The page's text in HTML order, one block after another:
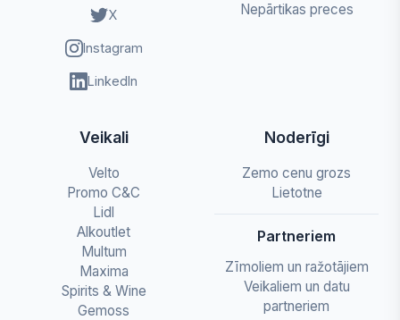
X
Instagram
LinkedIn
Nepārtikas preces
Veikali
Velto
Promo C&C
Lidl
Alkoutlet
Multum
Maxima
Spirits & Wine
Gemoss
Noderīgi
Zemo cenu grozs
Lietotne
Partneriem
Zīmoliem un ražotājiem
Veikaliem un datu
partneriem